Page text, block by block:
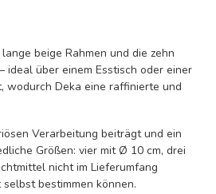
beige Rahmen und die zehn
über einem Esstisch oder einer
wodurch Deka eine raffinierte und
Verarbeitung beiträgt und ein
Größen: vier mit Ø 10 cm, drei
nicht im Lieferumfang
bestimmen können.